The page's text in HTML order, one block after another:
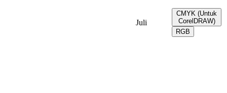
Juli
CMYK (Untuk
CorelDRAW)
RGB